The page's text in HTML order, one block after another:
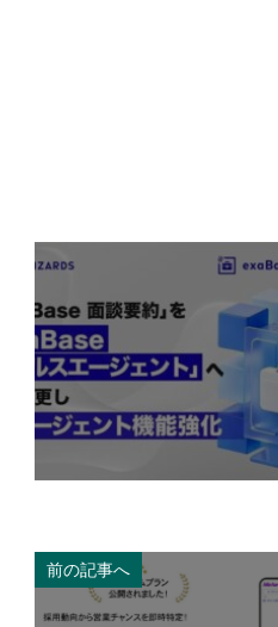
前の記事へ